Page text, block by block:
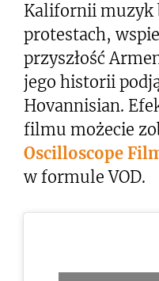
Kalifornii muzyk
protestach,
przyszłość
jego historii
Hovannisian.
filmu możecie
Oscilloscope
w formule VOD.